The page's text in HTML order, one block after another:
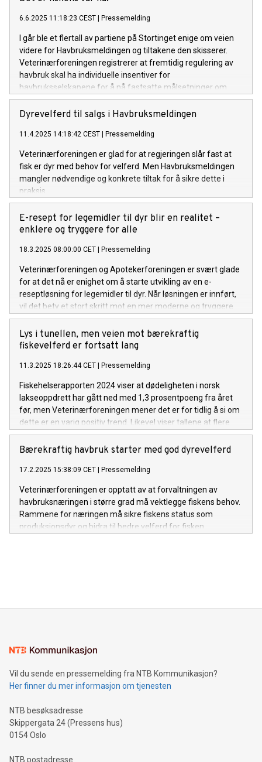
6.6.2025 11:18:23 CEST | Pressemelding
I går ble et flertall av partiene på Stortinget enige om veien
videre for Havbruksmeldingen og tiltakene den skisserer.
Veterinærforeningen registrerer at fremtidig regulering av
havbruk skal ha individuelle insentiver for
havbruksselskapene for å nå fastsatte målsetninger om
bedre fiskevelferd og redusert dødelighet.
Dyrevelferd til salgs i Havbruksmeldingen
11.4.2025 14:18:42 CEST | Pressemelding
Veterinærforeningen er glad for at regjeringen slår fast at
fisk er dyr med behov for velferd. Men Havbruksmeldingen
mangler nødvendige og konkrete tiltak for å sikre dette i
praksis.
E-resept for legemidler til dyr blir en realitet –
enklere og tryggere for alle
18.3.2025 08:00:00 CET | Pressemelding
Veterinærforeningen og Apotekerforeningen er svært glade
for at det nå er enighet om å starte utvikling av en e-
reseptløsning for legemidler til dyr. Når løsningen er innført,
vil det bety et stort skritt mot en mer moderne og tryggere
løsning for både veterinærer, apotek og dyreeiere.
Lys i tunellen, men veien mot bærekraftig
fiskevelferd er fortsatt lang
11.3.2025 18:26:44 CET | Pressemelding
Fiskehelserapporten 2024 viser at dødeligheten i norsk
lakseoppdrett har gått ned med 1,3 prosentpoeng fra året
før, men Veterinærforeningen mener det er for tidlig å si om
dette er en varig positiv trend. Likevel viser tallene at flere
aktører i næringen jobber målrettet for å redusere
dødeligheten.
Bærekraftig havbruk starter med god dyrevelferd
17.2.2025 15:38:09 CET | Pressemelding
Veterinærforeningen er opptatt av at forvaltningen av
havbruksnæringen i større grad må vektlegge fiskens behov.
Rammene for næringen må sikre fiskens status som
produksjonsdyr og bidra til bedre velferd for fisken.
Vil du sende en pressemelding fra NTB Kommunikasjon?
Her finner du mer informasjon om tjenesten
NTB besøksadresse
Skippergata 24 (Pressens hus)
0154 Oslo
NTB postadresse